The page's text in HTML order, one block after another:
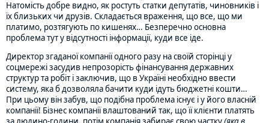
Натомість добре видно, як ростуть статки депутатів, чиновників і
їх близьких чи друзів. Складається враження, що все, що ми
платимо, розтягують по кишенях… Безперечно основна
проблема тут у відсутності інформації, куди все іде.
Директор згаданої компанії одного разу на своїй сторінці у
соцмережі засудив непрозорість фінансування державних
структур та робіт і заключив, що в Україні необхідно ввести
систему, яка б дозволяла бачити куди ідуть бюджетні кошти…
При цьому він забув, що подібна проблема існує і у його власній
компанії! Бізнес компанії влаштований так, що її клієнти платять